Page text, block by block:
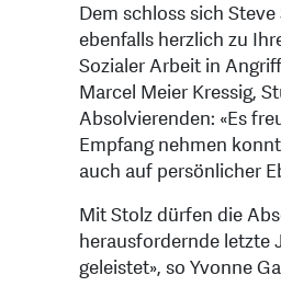
Dem schloss sich
ebenfalls herzlich zu
Sozialer Arbeit in
Marcel Meier Kressig,
Absolvierenden: «Es
Empfang nehmen
auch auf persönlicher
Mit Stolz dürfen die
herausfordernde letzte
geleistet», so Yvonne